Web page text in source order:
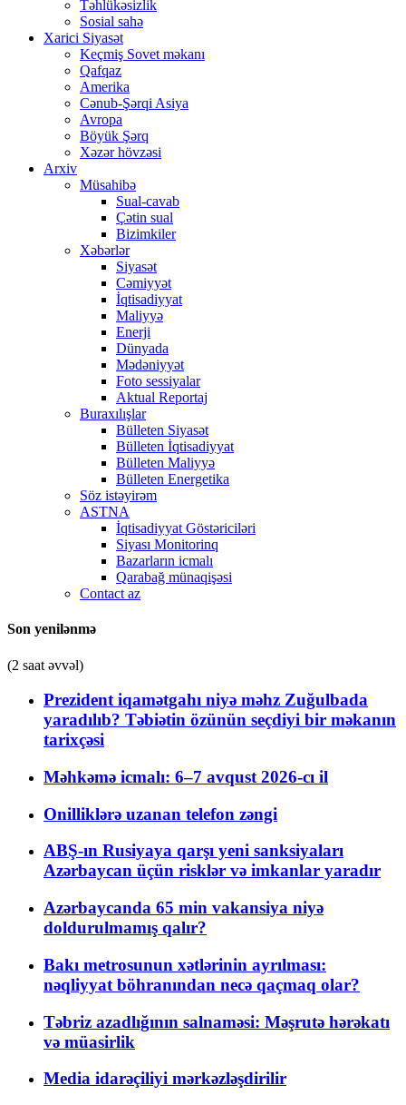
Təhlükəsizlik
Sosial sahə
Xarici Siyasət
Keçmiş Sovet məkanı
Qafqaz
Amerika
Cənub-Şərqi Asiya
Avropa
Böyük Şərq
Xəzər hövzəsi
Arxiv
Müsahibə
Sual-cavab
Çətin sual
Bizimkiler
Xəbərlər
Siyasət
Cəmiyyət
İqtisadiyyat
Maliyyə
Enerji
Dünyada
Mədəniyyət
Foto sessiyalar
Aktual Reportaj
Buraxılışlar
Bülleten Siyasət
Bülleten İqtisadiyyat
Bülleten Maliyyə
Bülleten Energetika
Söz istəyirəm
ASTNA
İqtisadiyyat Göstəriciləri
Siyası Monitorinq
Bazarların icmalı
Qarabağ münaqişəsi
Contact az
Son yenilənmə
(2 saat əvvəl)
Prezident iqamətgahı niyə məhz Zuğulbada
yaradılıb? Təbiətin özünün seçdiyi bir məkanın
tarixçəsi
Məhkəmə icmalı: 6–7 avqust 2026-cı il
Onilliklərə uzanan telefon zəngi
ABŞ-ın Rusiyaya qarşı yeni sanksiyaları
Azərbaycan üçün risklər və imkanlar yaradır
Azərbaycanda 65 min vakansiya niyə
doldurulmamış qalır?
Bakı metrosunun xətlərinin ayrılması:
nəqliyyat böhranından necə qaçmaq olar?
Təbriz azadlığının salnaməsi: Məşrutə hərəkatı
və müasirlik
Media idarəçiliyi mərkəzləşdirilir